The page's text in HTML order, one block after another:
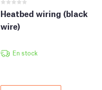
Heatbed wiring (black
wire)
En stock